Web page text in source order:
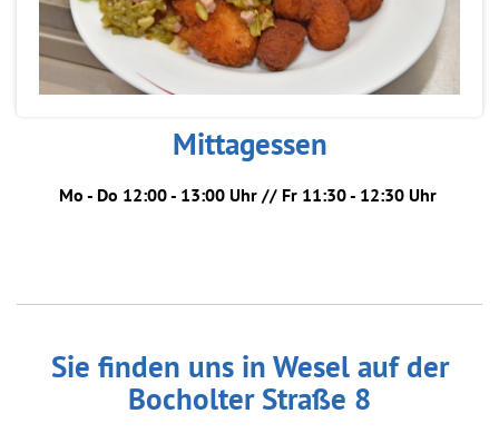
Mittagessen
Mo - Do 12:00 - 13:00 Uhr // Fr 11:30 - 12:30 Uhr
Sie finden uns in Wesel auf der
Bocholter Straße 8